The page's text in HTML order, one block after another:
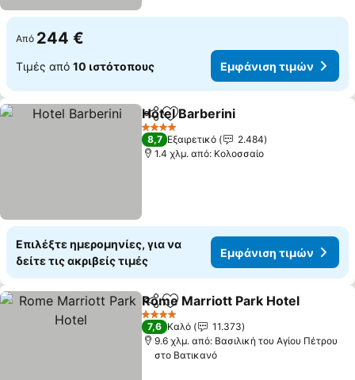
Από 244 €
Τιμές από 10 ιστότοπους Εμφάνιση τιμών
Κοινοποίηση
Προσθήκη στα αγαπημένα
Hotel Barberini
4 Αστέρια
8,7 Εξαιρετικό
2.484
1.4 χλμ. από: Κολοσσαίο
Επιλέξτε ημερομηνίες, για να
δείτε τις ακριβείς τιμές
Εμφάνιση τιμών
Κοινοποίηση
Προσθήκη στα αγαπημένα
Rome Marriott Park Hotel
4 Αστέρια
7,6 Καλό
11.373
9.6 χλμ. από: Βασιλική του Αγίου Πέτρου
στο Βατικανό